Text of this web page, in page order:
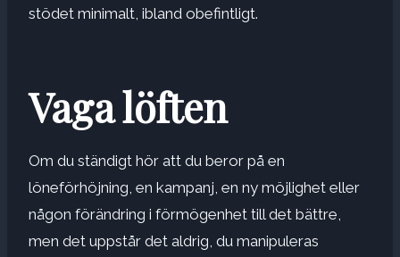
stödet minimalt, ibland obefintligt.
Vaga löften
Om du ständigt hör att du beror på en
löneförhöjning, en kampanj, en ny möjlighet eller
någon förändring i förmögenhet till det bättre,
men det uppstår det aldrig, du manipuleras